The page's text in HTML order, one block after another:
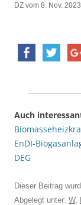
DZ vom 8. Nov. 2023.
Auch
EnDI-
DEG
Dieser Beitrag
Abgelegt unter: W,